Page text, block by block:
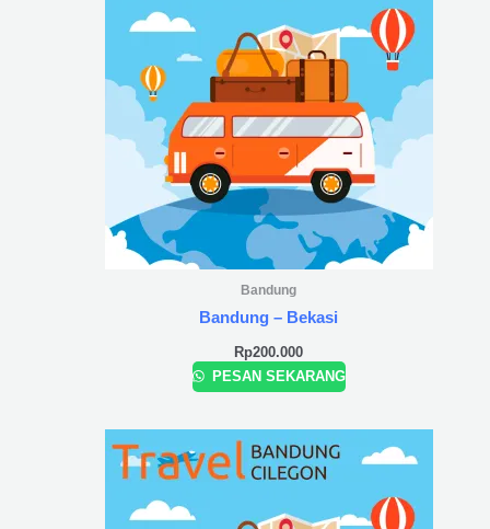
Bandung
Bandung – Bekasi
Rp200.000
PESAN SEKARANG